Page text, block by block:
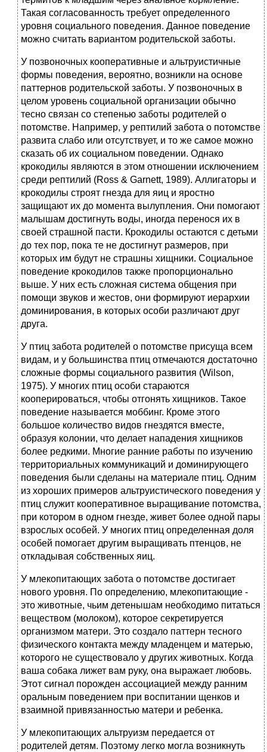
Такая согласованность требует определенного
уровня социального поведения. Данное поведение
можно считать вариантом родительской заботы.
У позвоночных кооперативные и альтруистичные
формы поведения, вероятно, возникли на основе
паттернов родительской заботы. У позвоночных в
целом уровень социальной организации обычно
тесно связан со степенью заботы родителей о
потомстве. Например, у рептилий забота о потомстве
развита слабо или отсутствует, и то же самое можно
сказать об их социальном поведении. Однако
крокодилы являются в этом отношении исключением
среди рептилий (Ross & Garnett, 1989). Аллигаторы и
крокодилы строят гнезда для яиц и яростно
защищают их до момента вылупления. Они помогают
малышам достигнуть воды, иногда перенося их в
своей страшной пасти. Крокодилы остаются с детьми
до тех пор, пока те не достигнут размеров, при
которых им будут не страшны хищники. Социальное
поведение крокодилов также пропорционально
выше. У них есть сложная система общения при
помощи звуков и жестов, они формируют иерархии
доминирования, в которых особи различают друг
друга.
У птиц забота родителей о потомстве присуща всем
видам, и у большинства птиц отмечаются достаточно
сложные формы социального развития (Wilson,
1975). У многих птиц особи стараются
кооперироваться, чтобы отгонять хищников. Такое
поведение называется моббинг. Кроме этого
большое количество видов гнездятся вместе,
образуя колонии, что делает нападения хищников
более редкими. Многие ранние работы по изучению
территориальных коммуникаций и доминирующего
поведения были сделаны на материале птиц. Одним
из хороших примеров альтруистического поведения у
птиц служит кооперативное выращивание потомства,
при котором в одном гнезде, живет более одной пары
взрослых особей. У многих птиц определенная доля
особей помогает другим выращивать птенцов, не
откладывая собственных яиц.
У млекопитающих забота о потомстве достигает
нового уровня. По определению, млекопитающие -
это животные, чьим детенышам необходимо питаться
веществом (молоком), которое секретируется
организмом матери. Это создало паттерн тесного
физического контакта между младенцем и матерью,
которого не существовало у других животных. Когда
ваша собака лижет вам руку, она выражает любовь.
Этот сигнал порожден ассоциацией между ранним
оральным поведением при воспитании щенков и
взаимной привязанностью матери и ребенка.
У млекопитающих альтруизм передается от
родителей детям. Поэтому легко могла возникнуть